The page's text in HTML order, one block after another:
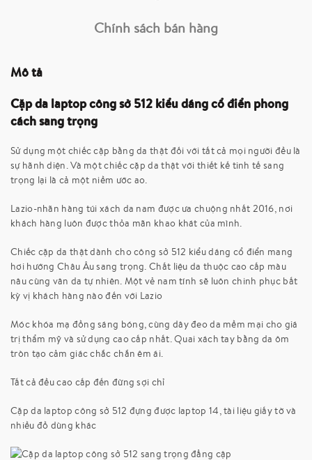
Chính sách bán hàng
Mô tả
Cặp da laptop công sở 512 kiểu dáng cổ điển phong
cách sang trọng
Sử dụng một chiếc cặp bằng da thật đối với tất cả mọi người đều là
sự hãnh diện. Và một chiếc cặp da thật với thiết kế tinh tế sang
trọng lại là cả một niềm ước ao.
Lazio-nhãn hàng túi xách da nam được ưa chuộng nhất 2016, nơi
khách hàng luôn được thỏa mãn khao khát của mình.
Chiếc cặp da thật dành cho công sở 512 kiểu dáng cổ điển mang
hơi hướng Châu Âu sang trọng. Chất liệu da thuộc cao cấp màu
nâu cùng vân da tự nhiên. Một vẻ nam tính sẽ luôn chinh phục bất
kỳ vị khách hàng nào đến với Lazio
Móc khóa mạ đồng sáng bóng, cùng dây đeo da mềm mại cho giá
trị thẩm mỹ và sử dụng cao cấp nhất. Quai xách tay bằng da ôm
tròn tạo cảm giác chắc chắn êm ái.
Tất cả đều cao cấp đến đừng sợi chỉ
Cặp da laptop công sở 512 đựng được laptop 14, tài liệu giấy tờ và
nhiều đồ dùng khác